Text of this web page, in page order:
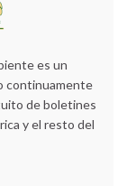
es un
continuamente
de boletines
y el resto del